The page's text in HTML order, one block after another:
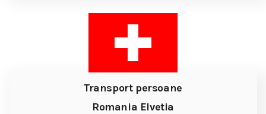
Transport persoane
Romania Elvetia